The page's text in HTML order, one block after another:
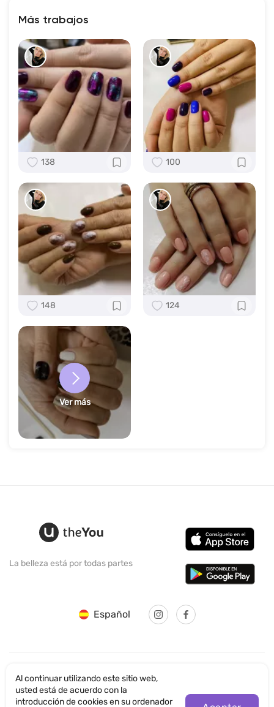
Más trabajos
138 100
148 124
Ver más
La belleza está por todas partes
Español
© SANTICUM INTERNATIONAL LTD
Al continuar utilizando este sitio web,
usted está de acuerdo con la
introducción de cookies en su ordenador